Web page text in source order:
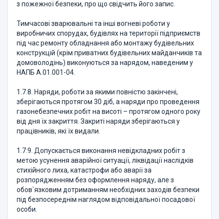
з пожежної безпеки, про що свідчить його запис.
Тимчасові зварювальні та інші вогневі роботи у
виробничих спорудах, будівлях на території підприємств
під час ремонту обладнання або монтажу будівельних
конструкцій (крім приватних будівельних майданчиків та
домоволодінь) виконуються за нарядом, наведеним у
НАПБ А.01.001-04.
1.7.8. Наряди, роботи за якими повністю закінчені,
зберігаються протягом 30 діб, а наряди про проведення
газонебезпечних робіт на висоті – протягом одного року
від дня їх закриття. Закриті наряди зберігаються у
працівників, які їх видали.
1.7.9. Допускається виконання невідкладних робіт з
метою усунення аварійної ситуації, ліквідації наслідків
стихійного лиха, катастрофи або аварії за
розпорядженням без оформлення наряду, але з
обов`язковим дотриманням необхідних заходів безпеки
під безпосереднім наглядом відповідальної посадової
особи.